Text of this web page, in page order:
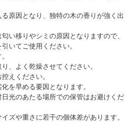
原因となり、独特の木の香りが強く出
い移りやシミの原因となりますので、
いてご使用ください。
、よく乾燥させてください。
えください。
を早める要因となります。
日光のあたる場所での保管はお避けくだ
ズや重さに若干の個体差があります。